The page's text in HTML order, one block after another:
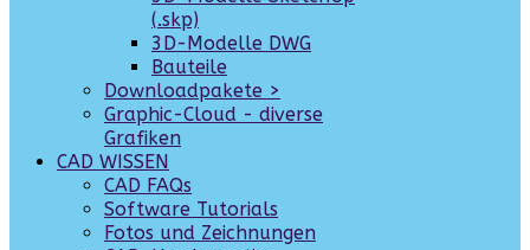
(.skp)
3D-Modelle DWG
Bauteile
Downloadpakete >
Graphic-Cloud - diverse
Grafiken
CAD WISSEN
CAD FAQs
Software Tutorials
Fotos und Zeichnungen